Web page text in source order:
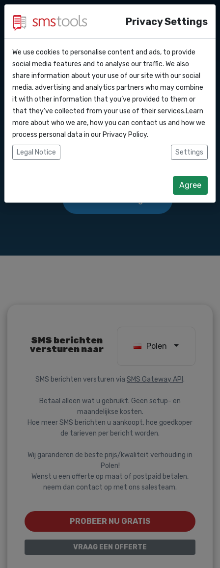
API Docs
Webhooks
Integraties
Zapier
Waarom smstools?
Blog
Service level agreement
Contact
Een offerte aanvragen
SMS Gateway API Polen
SMS berichten versturen en/of ontvangen
via onze SMS gateway API.
SMS berichten
versturen naar
Polen
SMS berichten versturen via SMS Gateway API .
Betaal alleen wat u gebruikt. Geen setup- en
maandelijkse kosten.
Hoe meer SMS berichten u aankoopt, hoe goedkoper
de tarieven per bericht worden.
Wij garanderen de beste prijs/kwaliteit verhouding in
Polen!
Wenst u een offerte op maat of postpaid betalen,
neem dan contact op met ons salesteam.
PROBEER NU GRATIS
VRAAG EEN OFFERTE
Privacy Settings
We use cookies to personalise content and ads, to provide
social media features and to analyse our traffic. We also
share information about your use of our site with our social
media, advertising and analytics partners who may combine
it with other information that you’ve provided to them or
that they’ve collected from your use of their services.Learn
more about who we are, how you can contact us and how we
process personal data in our Privacy Policy.
Legal Notice Settings
Agree